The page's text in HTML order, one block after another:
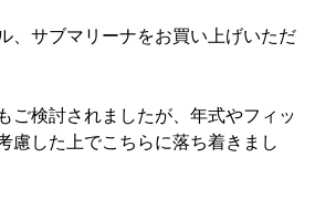
、サブマリーナをお買い上げいただ
ご検討されましたが、年式やフィッ
慮した上でこちらに落ち着きまし